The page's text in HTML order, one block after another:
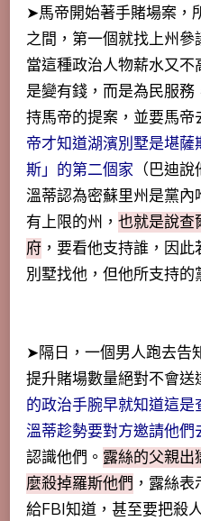
➤馬帝開始著手賭場案，
之間，第一個就找上州
當這種政治人物薪水又
是變有錢，而是為民服
持馬帝的提案，並要馬帝
帝才知道湖濱別墅是堪
斯」的第二個家 （巴迪
溫蒂認為密蘇里州是黨
有上限的州， 也就是說查
府 ，要看他支持誰，因
別墅找他，但他所支持的
➤隔日，一個男人跑去告
提升賭場數量絕對不會送
的政治手腕早就知道這
溫蒂趁勢要對方邀請他們
認識他們。 露絲的父親出
麼殺掉羅斯他們 ，露絲
給FBI知道，甚至要把殺